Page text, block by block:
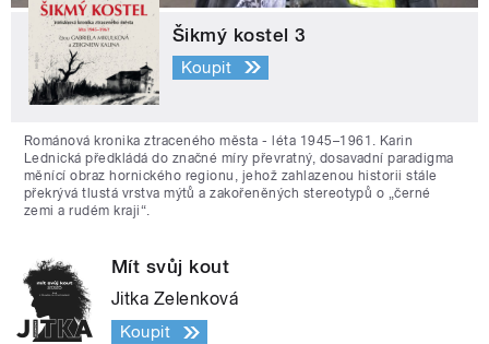
Šikmý kostel 3
Koupit
Románová kronika ztraceného města - léta 1945–1961. Karin
Lednická předkládá do značné míry převratný, dosavadní paradigma
měnící obraz hornického regionu, jehož zahlazenou historii stále
překrývá tlustá vrstva mýtů a zakořeněných stereotypů o „černé
zemi a rudém kraji“.
Mít svůj kout
Jitka Zelenková
Koupit